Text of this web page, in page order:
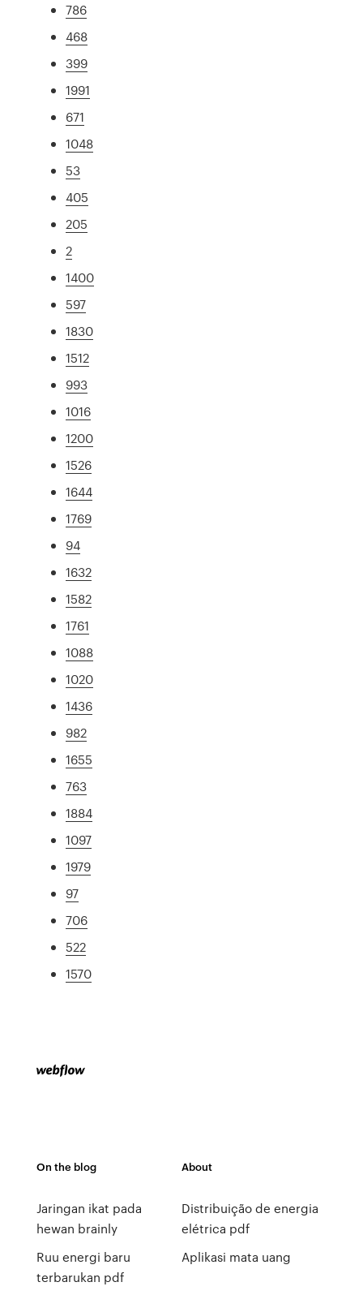
786
468
399
1991
671
1048
53
405
205
2
1400
597
1830
1512
993
1016
1200
1526
1644
1769
94
1632
1582
1761
1088
1020
1436
982
1655
763
1884
1097
1979
97
706
522
1570
On the blog
Jaringan ikat pada
hewan brainly
Ruu energi baru
terbarukan pdf
About
Distribuição de energia
elétrica pdf
Aplikasi mata uang